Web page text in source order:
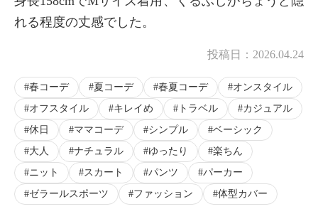
れる程度の丈感でした。
投稿日： 2026.04.24
春コーデ 夏コーデ 春夏コーデ
オンスタイル
オフスタイル
キレイめ トラベル
カジュアル
休日
ママコーデ シンプル
ベーシック
大人
ナチュラル ゆったり
楽ちん
ニット
スカート パンツ
パーカー
ゼラールスポーツ
ファッション 体型カバー